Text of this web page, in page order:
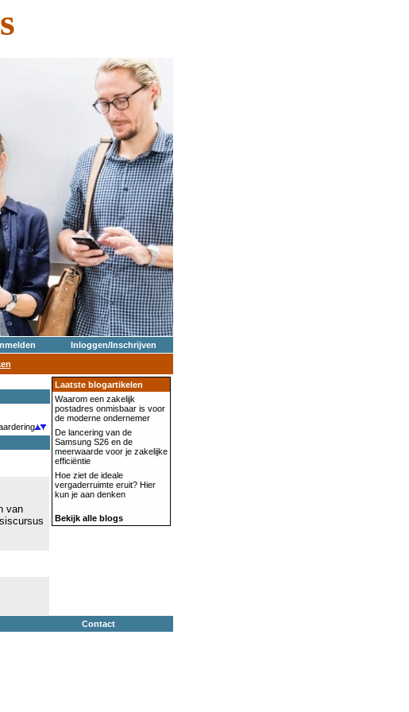
Inloggen/Inschrijven
van
Laatste blogartikelen
Waarom een zakelijk
postadres onmisbaar is voor
de moderne ondernemer
De lancering van de
Samsung S26 en de
meerwaarde voor je zakelijke
efficiëntie
Hoe ziet de ideale
vergaderruimte eruit? Hier
kun je aan denken
Bekijk alle blogs
Contact